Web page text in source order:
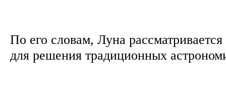
По его словам, Луна
для решения традиционных